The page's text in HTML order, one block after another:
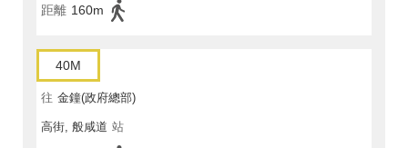
距離 160m
40M
往 金鐘(政府總部)
高街, 般咸道 站